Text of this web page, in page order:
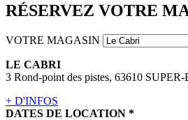
RÉSERVEZ VOTRE
VOTRE MAGASIN
LE CABRI
3 Rond-point des pistes, 63610 SUPER-
+ D'INFOS
DATES DE LOCATION *